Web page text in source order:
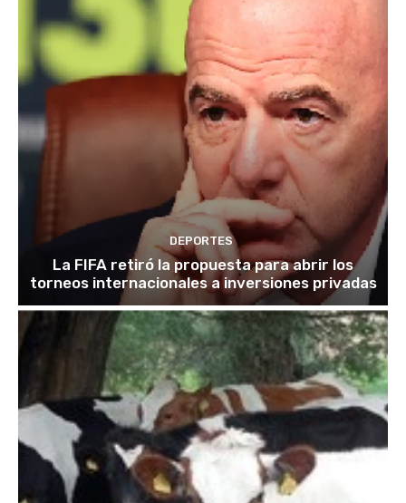
DEPORTES
La FIFA retiró la propuesta para abrir los
torneos internacionales a inversiones privadas